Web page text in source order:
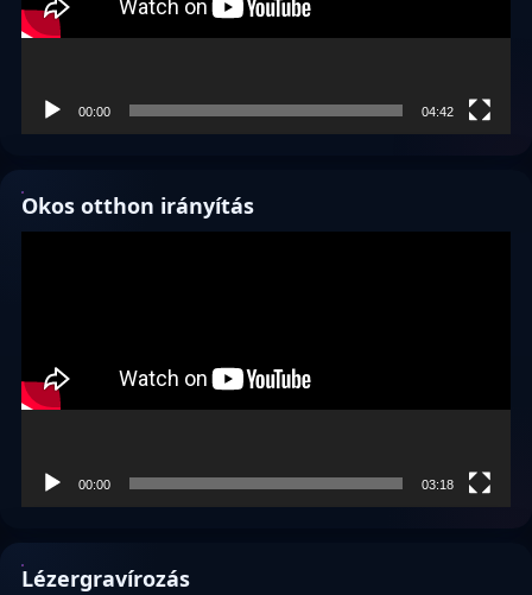
00:00 04:42
Okos otthon irányítás
00:00 03:18
Lézergravírozás